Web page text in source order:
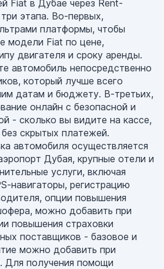
Fiat в Дубае через Rent-
этапа. Во-первых,
платформы, чтобы
модели Fiat по цене,
двигателя и сроку аренды.
автомобиль непосредственно
который лучше всего
датам и бюджету. В-третьих,
онлайн с безопасной и
- сколько вы видите на кассе,
скрытых платежей.
автомобиля осуществляется
Дубая, крупные отели и
услуги, включая
навигаторы, регистрацию
опции повышения
можно добавить при
повышения страховки
поставщиков - базовое и
можно добавить при
Для получения помощи